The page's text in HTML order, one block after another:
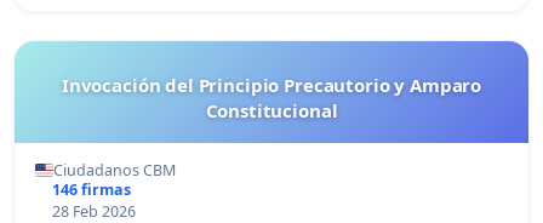
Invocación del Principio Precautorio y Amparo
Constitucional
Ciudadanos CBM
146 firmas
28 Feb 2026